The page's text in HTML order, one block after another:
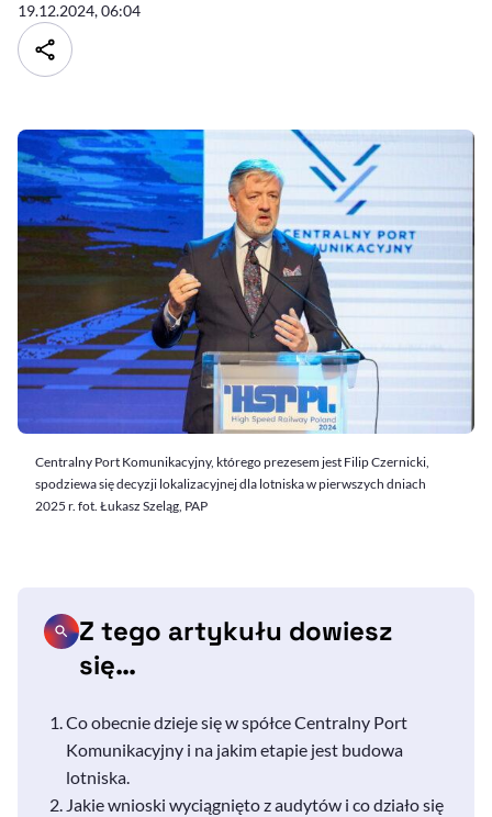
19.12.2024, 06:04
Centralny Port Komunikacyjny, którego prezesem jest Filip Czernicki,
spodziewa się decyzji lokalizacyjnej dla lotniska w pierwszych dniach
2025 r. fot. Łukasz Szeląg, PAP
Z tego artykułu dowiesz
się…
Co obecnie dzieje się w spółce Centralny Port
Komunikacyjny i na jakim etapie jest budowa
lotniska.
Jakie wnioski wyciągnięto z audytów i co działo się